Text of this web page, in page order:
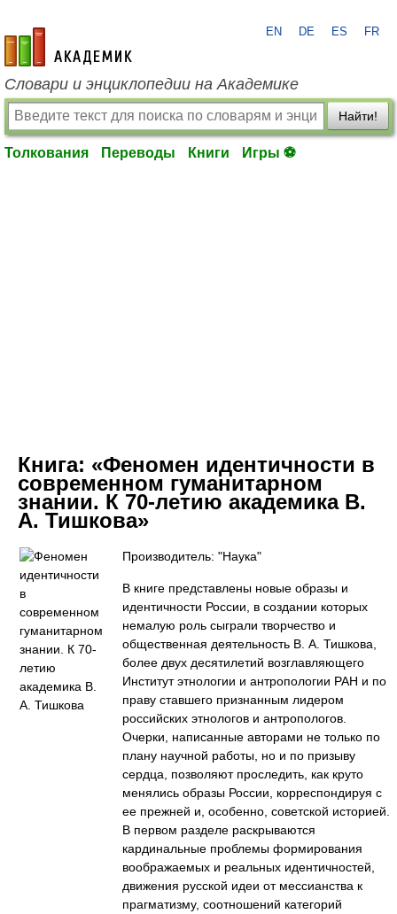
academic.ru
EN DE ES FR
Словари и энциклопедии на Академике
Найти!
Толкования Переводы Книги Игры ⚽
Книга: «Феномен идентичности в
современном гуманитарном
знании. К 70-летию академика В.
А. Тишкова»
Производитель: "Наука"
В книге представлены новые образы и
идентичности России, в создании которых
немалую роль сыграли творчество и
общественная деятельность В. А. Тишкова,
более двух десятилетий возглавляющего
Институт этнологии и антропологии РАН и по
праву ставшего признанным лидером
российских этнологов и антропологов.
Очерки, написанные авторами не только по
плану научной работы, но и по призыву
сердца, позволяют проследить, как круто
менялись образы России, корреспондируя с
ее прежней и, особенно, советской историей.
В первом разделе раскрываются
кардинальные проблемы формирования
воображаемых и реальных идентичностей,
движения русской идеи от мессианства к
прагматизму, соотношений категорий